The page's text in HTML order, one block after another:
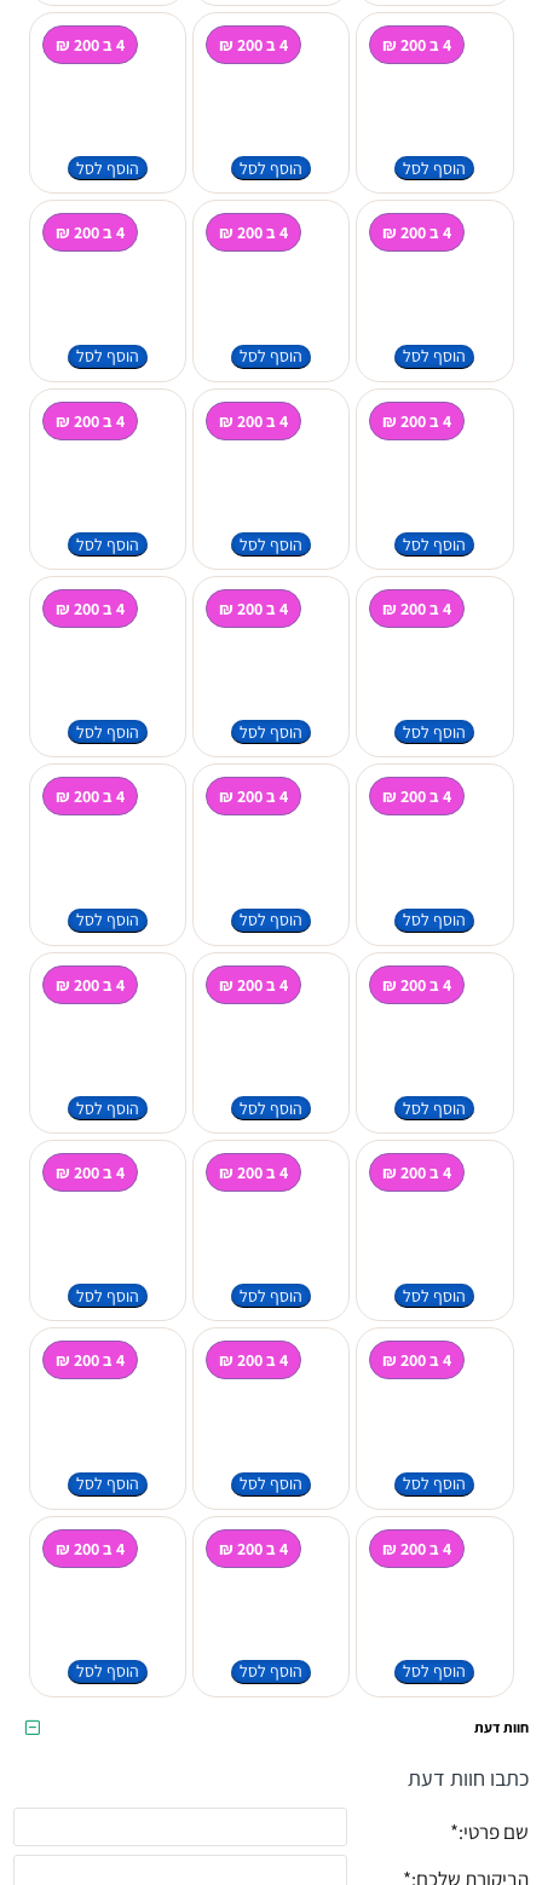
4 ב 200 ₪
הוסף לסל
4 ב 200 ₪
הוסף לסל
4 ב 200 ₪
הוסף לסל
4 ב 200 ₪
הוסף לסל
4 ב 200 ₪
הוסף לסל
4 ב 200 ₪
הוסף לסל
4 ב 200 ₪
הוסף לסל
4 ב 200 ₪
הוסף לסל
4 ב 200 ₪
הוסף לסל
4 ב 200 ₪
הוסף לסל
4 ב 200 ₪
הוסף לסל
4 ב 200 ₪
הוסף לסל
4 ב 200 ₪
הוסף לסל
4 ב 200 ₪
הוסף לסל
4 ב 200 ₪
הוסף לסל
4 ב 200 ₪
הוסף לסל
4 ב 200 ₪
הוסף לסל
4 ב 200 ₪
הוסף לסל
4 ב 200 ₪
הוסף לסל
4 ב 200 ₪
הוסף לסל
4 ב 200 ₪
הוסף לסל
4 ב 200 ₪
הוסף לסל
4 ב 200 ₪
הוסף לסל
4 ב 200 ₪
הוסף לסל
4 ב 200 ₪
הוסף לסל
4 ב 200 ₪
הוסף לסל
4 ב 200 ₪
הוסף לסל
חוות דעת
כתבו חוות דעת
שם פרטי:
הביקורת שלכם: